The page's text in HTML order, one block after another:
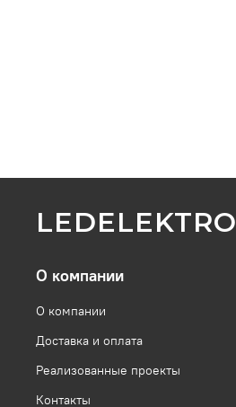
LEDELEKTRO
О компании
О компании
Доставка и оплата
Реализованные проекты
Контакты